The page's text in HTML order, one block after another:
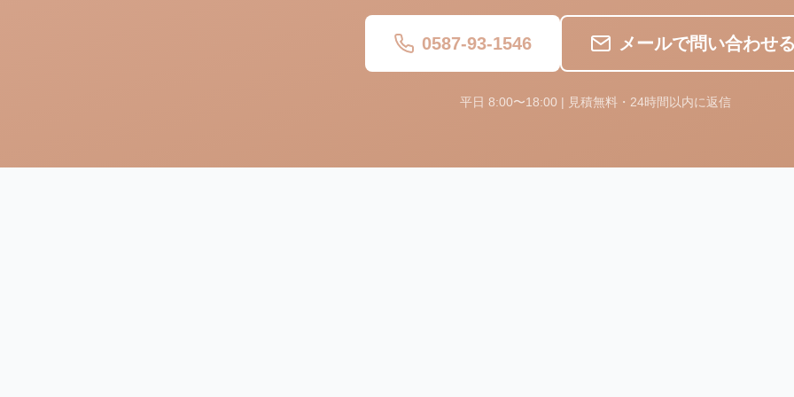
0587-93-1546 メールで問い合わせ
平日 8:00〜18:00 | 見積無料・24時間以内に返信